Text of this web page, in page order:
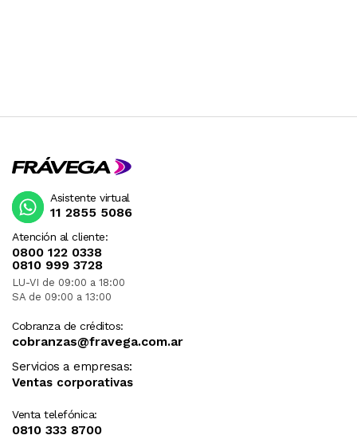
Atención al cliente:
0800 122 0338
0810 999 3728
LU-VI de 09:00 a 18:00
SA de 09:00 a 13:00
Cobranza de créditos:
cobranzas@fravega.com.ar
Servicios a empresas:
Ventas corporativas
Venta telefónica:
0810 333 8700
Asistente virtual
11 2855 5086